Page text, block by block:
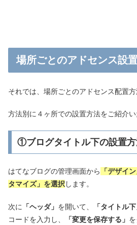
場所ごとのアドセンス設
それでは、場所ごとのアドセンス配置方
方法別に４ヶ所での設置方法をご紹介い
①ブログタイトル下の設置
はてなブログの管理画面から
「デザイ
タマイズ」を選択します。
次に 「ヘッダ」 を開いて、 「タイトル下
コードを入力し、
「変更を保存する」